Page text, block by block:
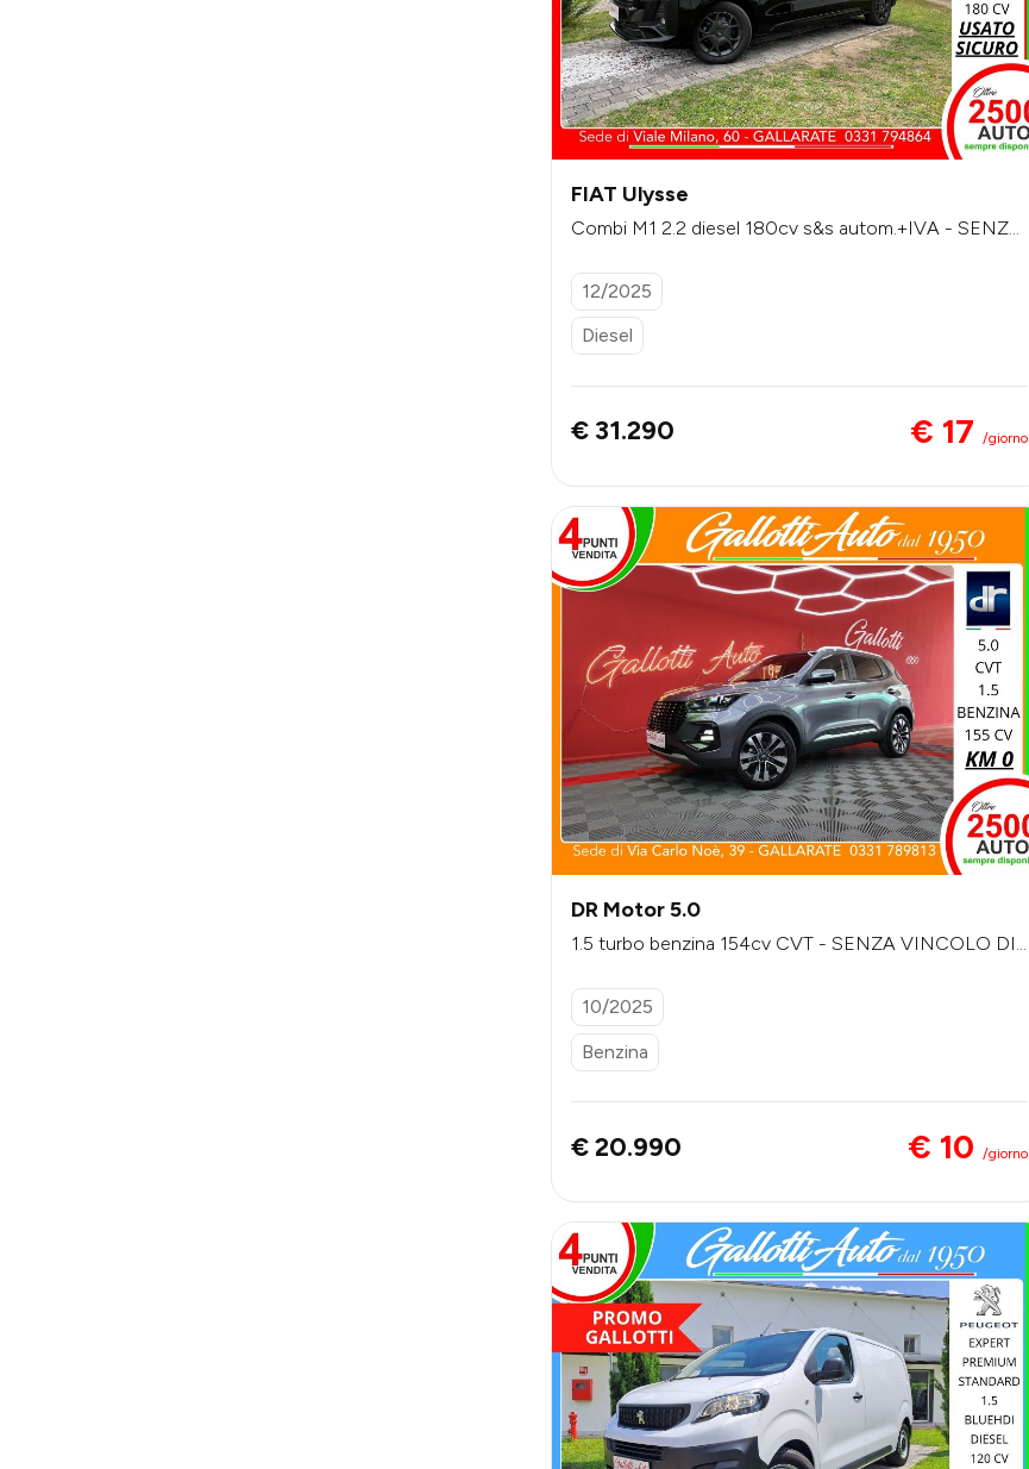
FIAT Ulysse
Combi M1 2.2 diesel 180cv s&s autom.+IVA - SENZA
12/2025
Diesel
€ 31.290 € 17 /giorno
DR Motor 5.0
1.5 turbo benzina 154cv CVT - SENZA VINCOLO DI
10/2025
Benzina
€ 20.990 € 10 /giorno